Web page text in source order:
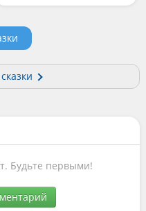
Будьте первыми!